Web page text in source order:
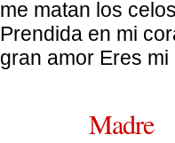
me matan los
Prendida en mi
gran amor Eres
Madre